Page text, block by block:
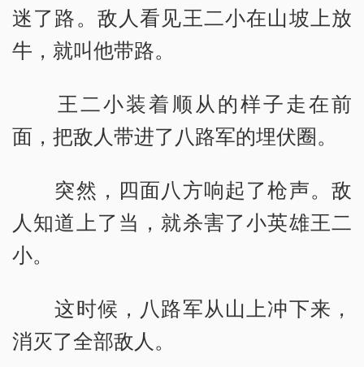
迷了路。敌人看见王二小在山坡上放
牛，就叫他带路。
王二小装着顺从的样子走在前
面，把敌人带进了八路军的埋伏圈。
突然，四面八方响起了枪声。敌
人知道上了当，就杀害了小英雄王二
小。
这时候，八路军从山上冲下来，
消灭了全部敌人。